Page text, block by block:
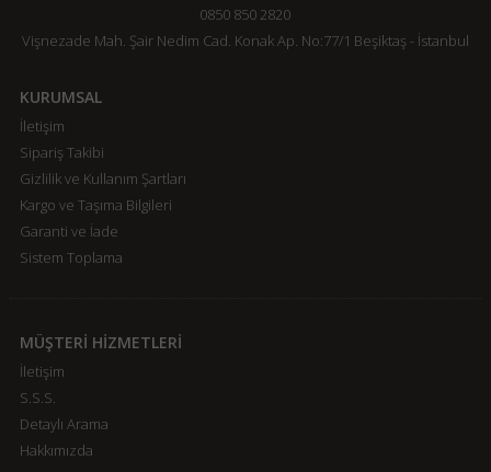
0850 850 2820
Vişnezade Mah. Şair Nedim Cad. Konak Ap. No:77/1 Beşiktaş - İstanbul
KURUMSAL
İletişim
Sipariş Takibi
Gizlilik ve Kullanım Şartları
Kargo ve Taşıma Bilgileri
Garanti ve İade
Sistem Toplama
MÜŞTERİ HİZMETLERİ
İletişim
S.S.S.
Detaylı Arama
Hakkımızda